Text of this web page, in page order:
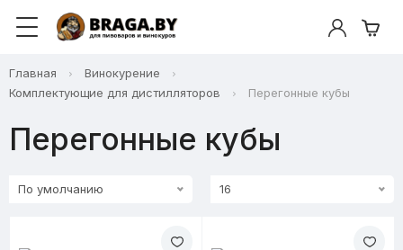
Главная
Винокурение
Комплектующие для дистилляторов
Перегонные кубы
Перегонные кубы
По умолчанию 16